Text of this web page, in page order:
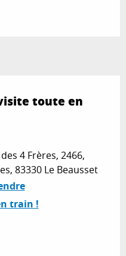
toute en
4 Frères, 2466,
83330 Le Beausset
train !